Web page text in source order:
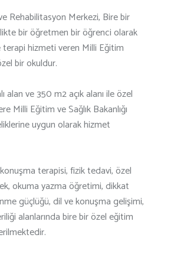
Rehabilitasyon Merkezi, Bire bir
bir öğretmen bir öğrenci olarak
hizmeti veren Milli Eğitim
bir okuldur.
alan ve 350 m2 açık alanı ile özel
Milli Eğitim ve Sağlık Bakanlığı
uygun olarak hizmet
terapisi, fizik tedavi, özel
okuma yazma öğretimi, dikkat
güçlüğü, dil ve konuşma gelişimi,
alanlarında bire bir özel eğitim